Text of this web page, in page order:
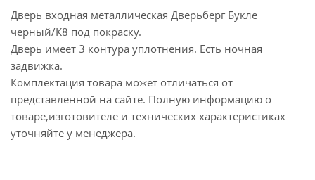
Дверь входная металлическая Дверьберг Букле
черный/К8 под покраску.
Дверь имеет 3 контура уплотнения. Есть ночная
задвижка.
Комплектация товара может отличаться от
представленной на сайте. Полную информацию о
товаре,изготовителе и технических характеристиках
уточняйте у менеджера.